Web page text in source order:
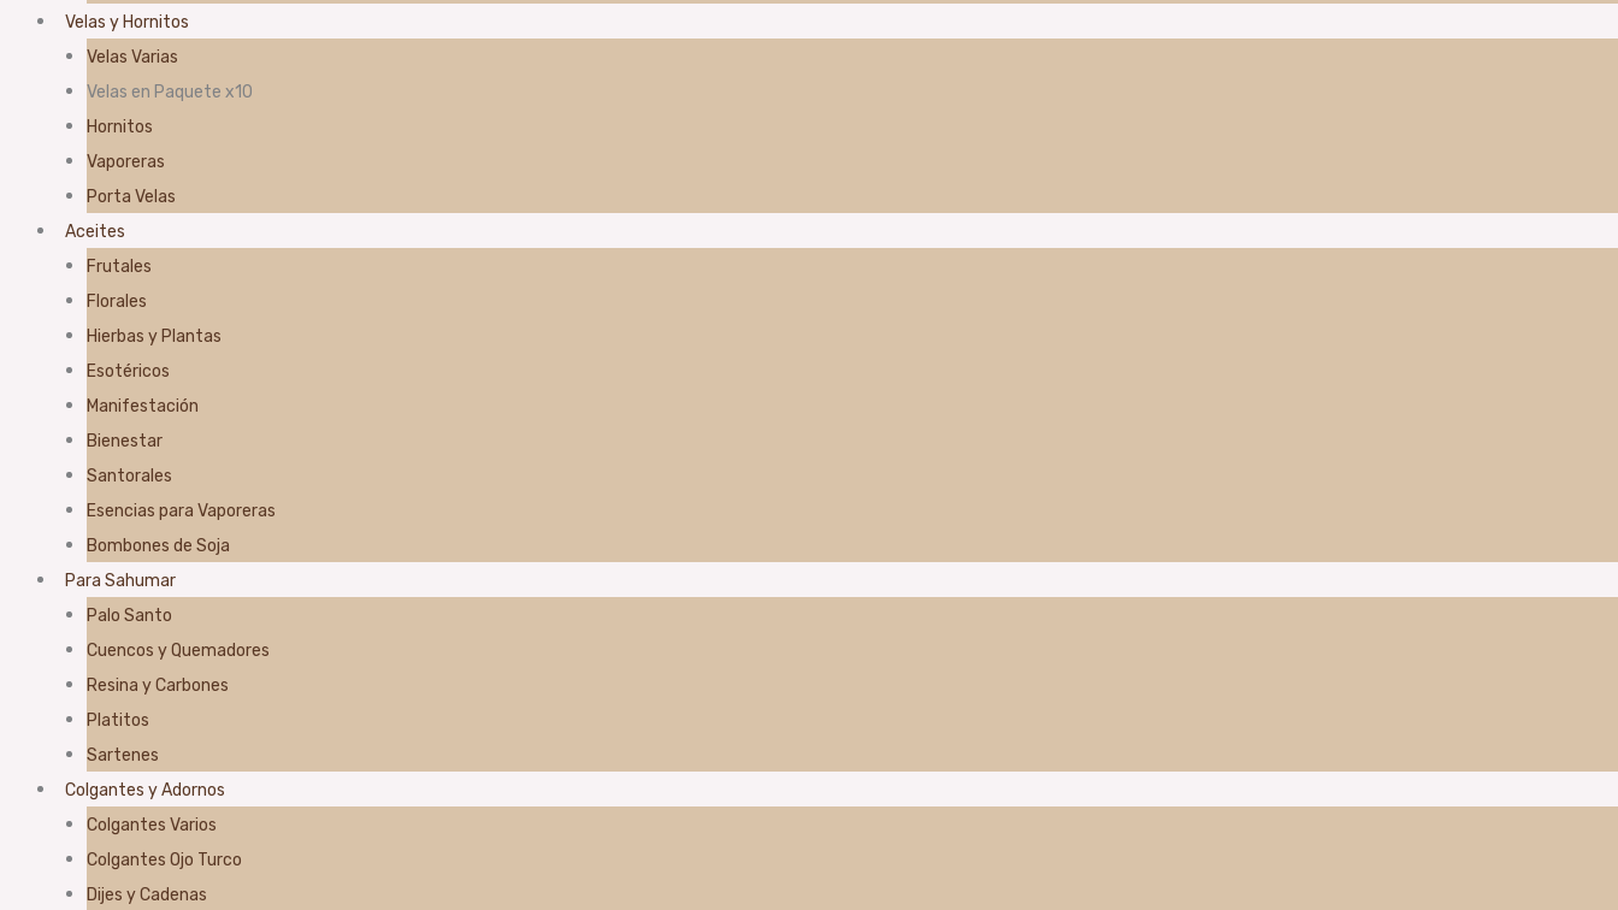
Velas y Hornitos
Velas Varias
Velas en Paquete x10
Hornitos
Vaporeras
Porta Velas
Aceites
Frutales
Florales
Hierbas y Plantas
Esotéricos
Manifestación
Bienestar
Santorales
Esencias para Vaporeras
Bombones de Soja
Para Sahumar
Palo Santo
Cuencos y Quemadores
Resina y Carbones
Platitos
Sartenes
Colgantes y Adornos
Colgantes Varios
Colgantes Ojo Turco
Dijes y Cadenas